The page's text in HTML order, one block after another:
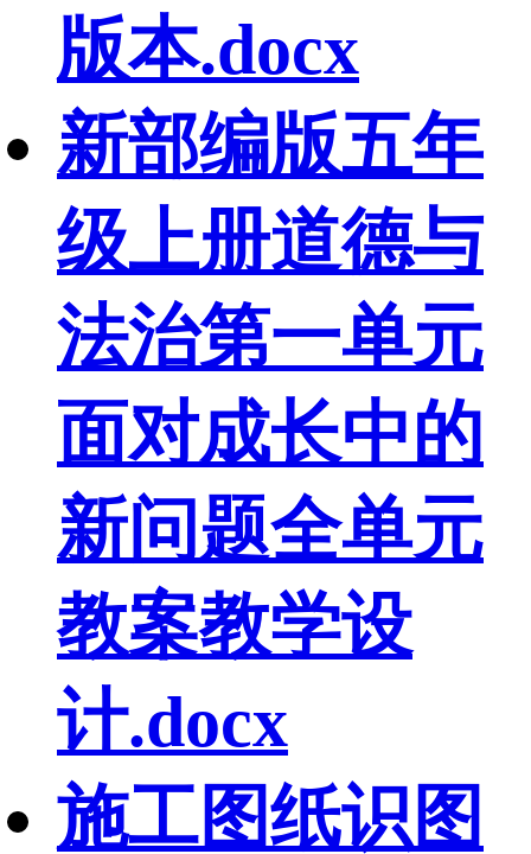
版本.docx
新部编版五年
级上册道德与
法治第一单元
面对成长中的
新问题全单元
教案教学设
计.docx
施工图纸识图